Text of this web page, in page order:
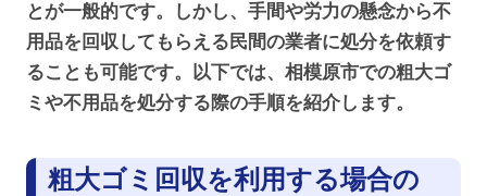
とが一般的です。しかし、手間や労力の懸念から不
用品を回収してもらえる民間の業者に処分を依頼す
ることも可能です。以下では、相模原市での粗大ゴ
ミや不用品を処分する際の手順を紹介します。
粗大ゴミ回収を利用する場合の